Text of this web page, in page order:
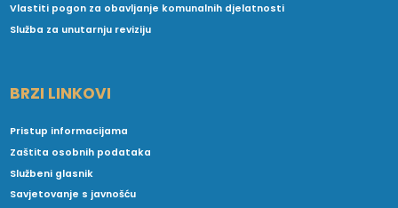
Vlastiti pogon za obavljanje komunalnih djelatnosti
Služba za unutarnju reviziju
BRZI LINKOVI
Pristup informacijama
Zaštita osobnih podataka
Službeni glasnik
Savjetovanje s javnošću